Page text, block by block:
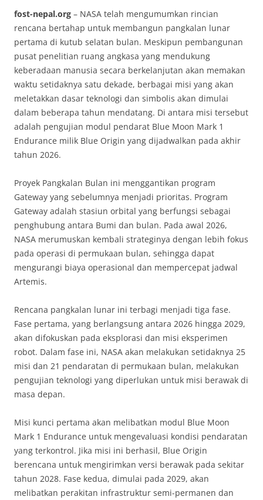
fost-nepal.org – NASA telah mengumumkan rincian
rencana bertahap untuk membangun pangkalan lunar
pertama di kutub selatan bulan. Meskipun pembangunan
pusat penelitian ruang angkasa yang mendukung
keberadaan manusia secara berkelanjutan akan memakan
waktu setidaknya satu dekade, berbagai misi yang akan
meletakkan dasar teknologi dan simbolis akan dimulai
dalam beberapa tahun mendatang. Di antara misi tersebut
adalah pengujian modul pendarat Blue Moon Mark 1
Endurance milik Blue Origin yang dijadwalkan pada akhir
tahun 2026.
Proyek Pangkalan Bulan ini menggantikan program
Gateway yang sebelumnya menjadi prioritas. Program
Gateway adalah stasiun orbital yang berfungsi sebagai
penghubung antara Bumi dan bulan. Pada awal 2026,
NASA merumuskan kembali strateginya dengan lebih fokus
pada operasi di permukaan bulan, sehingga dapat
mengurangi biaya operasional dan mempercepat jadwal
Artemis.
Rencana pangkalan lunar ini terbagi menjadi tiga fase.
Fase pertama, yang berlangsung antara 2026 hingga 2029,
akan difokuskan pada eksplorasi dan misi eksperimen
robot. Dalam fase ini, NASA akan melakukan setidaknya 25
misi dan 21 pendaratan di permukaan bulan, melakukan
pengujian teknologi yang diperlukan untuk misi berawak di
masa depan.
Misi kunci pertama akan melibatkan modul Blue Moon
Mark 1 Endurance untuk mengevaluasi kondisi pendaratan
yang terkontrol. Jika misi ini berhasil, Blue Origin
berencana untuk mengirimkan versi berawak pada sekitar
tahun 2028. Fase kedua, dimulai pada 2029, akan
melibatkan perakitan infrastruktur semi-permanen dan